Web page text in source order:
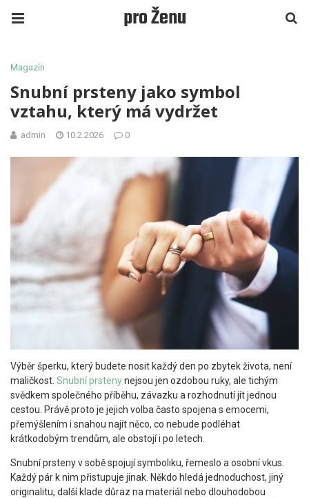
pro Ženu
Magazín
Snubní prsteny jako symbol
vztahu, který má vydržet
admin 10.2.2026 0
Výběr šperku, který budete nosit každý den po zbytek života, není
maličkost. Snubní prstenynejsou jen ozdobou ruky, ale tichým
svědkem společného příběhu, závazku a rozhodnutí jít jednou
cestou. Právě proto je jejich volba často spojena s emocemi,
přemýšlením i snahou najít něco, co nebude podléhat
krátkodobým trendům, ale obstojí i po letech.
Snubní prsteny v sobě spojují symboliku, řemeslo a osobní vkus.
Každý pár k nim přistupuje jinak. Někdo hledá jednoduchost, jiný
originalitu, další klade důraz na materiál nebo dlouhodobou